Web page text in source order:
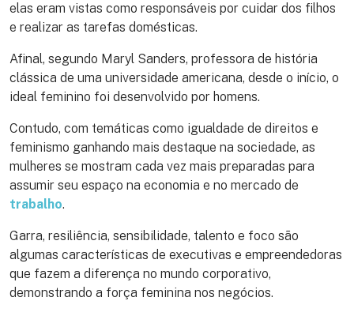
elas eram vistas como responsáveis por cuidar dos filhos
e realizar as tarefas domésticas.
Afinal, segundo Maryl Sanders, professora de história
clássica de uma universidade americana, desde o início, o
ideal feminino foi desenvolvido por homens.
Contudo, com temáticas como igualdade de direitos e
feminismo ganhando mais destaque na sociedade, as
mulheres se mostram cada vez mais preparadas para
assumir seu espaço na economia e no mercado de
trabalho.
Garra, resiliência, sensibilidade, talento e foco são
algumas características de executivas e empreendedoras
que fazem a diferença no mundo corporativo,
demonstrando a força feminina nos negócios.